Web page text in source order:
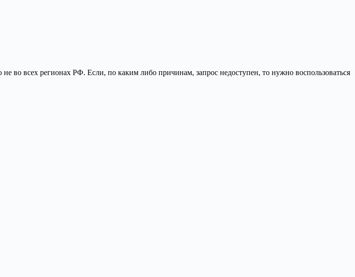
во всех регионах РФ. Если, по каким либо причинам, запрос недоступен, то нужно воспользоваться